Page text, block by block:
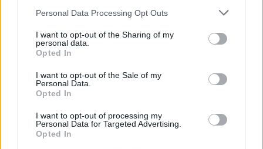
Personal Data Processing Opt Outs
I want to opt-out of the Sharing of my
personal data.
Opted In
I want to opt-out of the Sale of my
Personal Data.
Opted In
I want to opt-out of processing my
Personal Data for Targeted Advertising.
Opted In